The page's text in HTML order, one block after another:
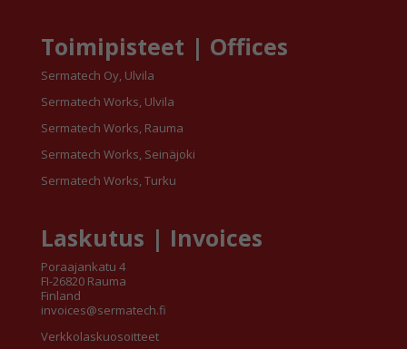
Toimipisteet | Offices
Sermatech Oy, Ulvila
Sermatech Works, Ulvila
Sermatech Works, Rauma
Sermatech Works, Seinäjoki
Sermatech Works, Turku
Laskutus | Invoices
Poraajankatu 4
FI-26820 Rauma
Finland
invoices@sermatech.fi
Verkkolaskuosoitteet